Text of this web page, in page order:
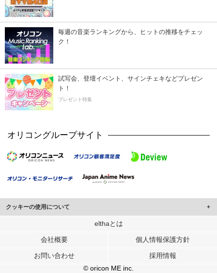
毎週の音楽ランキングから、ヒットの推移をチェッ
ク！
試写会、登壇イベント、サインチェキなどプレゼン
ト！
プレゼント特集
オリコングループサイト
クッキーの使用について
このサイトでは Cookie を使用して、ユーザーに合わせたコンテンツや広告の
行っています。
メディアや広告配信、データ解析の各パートナーに提供しています。
各パートナーは、この情報とユーザーが各パートナーに提供した他の情報や、
elthaとは
会社概要 個人情報保護方針
お問い合わせ
採用情報
© oricon ME inc.